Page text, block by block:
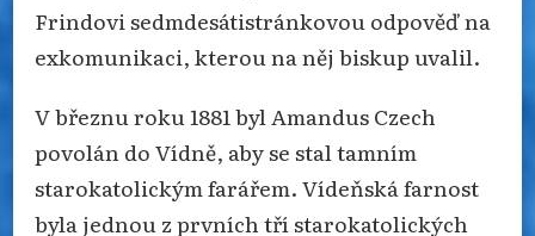
Frindovi sedmdesátistránkovou odpověď na
exkomunikaci, kterou na něj biskup uvalil.
V březnu roku 1881 byl Amandus Czech
povolán do Vídně, aby se stal tamním
starokatolickým farářem. Vídeňská farnost
byla jednou z prvních tří starokatolických